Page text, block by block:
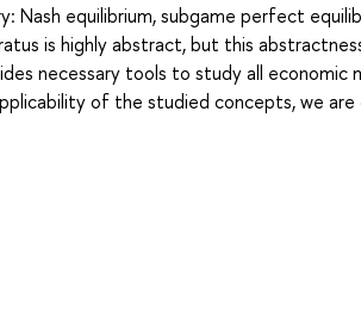
Nash equilibrium, subgame perfect
is highly abstract, but this
necessary tools to study all economic
of the studied concepts, we are